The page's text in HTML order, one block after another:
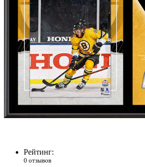
Рейтинг:
0 отзывов